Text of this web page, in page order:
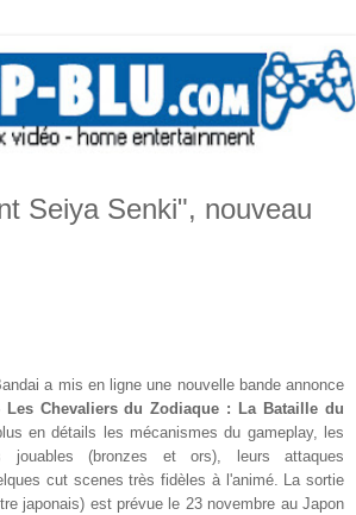
Seiya Senki", nouveau
a mis en ligne une nouvelle bande annonce
Les Chevaliers du Zodiaque : La Bataille du
en détails les mécanismes du gameplay, les
jouables (bronzes et ors), leurs attaques
cut scenes très fidèles à l'animé. La sortie
japonais) est prévue le 23 novembre au Japon